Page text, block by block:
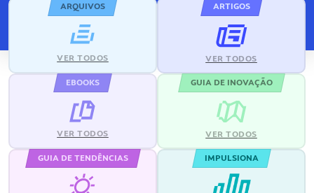
ARQUIVOS
VER TODOS
ARTIGOS
VER TODOS
EBOOKS
VER TODOS
GUIA DE INOVAÇÃO
VER TODOS
GUIA DE TENDÊNCIAS IMPULSIONA